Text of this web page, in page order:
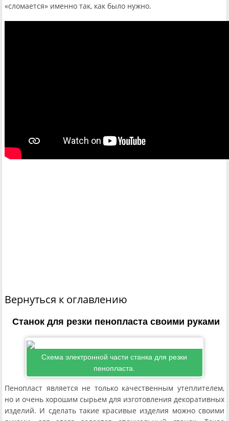
«сломается» именно так, как было нужно.
Вернуться к оглавлению
Станок для резки пенопласта своими руками
Схема электронной части станка для резки
пенопласта.
Пенопласт является не только качественным утеплителем,
но и очень хорошим сырьем для изготовления декоративных
изделий. И сделать такие красивые изделия можно своими